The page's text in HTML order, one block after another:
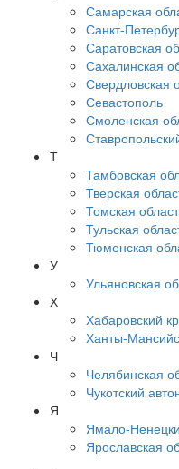
Самарская
Санкт-
Саратовская
Сахалинская
Свердловская
Севастополь
Смоленская
Т
Тамбовская
Тверская
Томская
Тульская
Тюменская
У
Ульяновская
Х
Хабаровский
Ханты-
Ч
Челябинская
Чукотский
Я
Ямало-
Ярославская